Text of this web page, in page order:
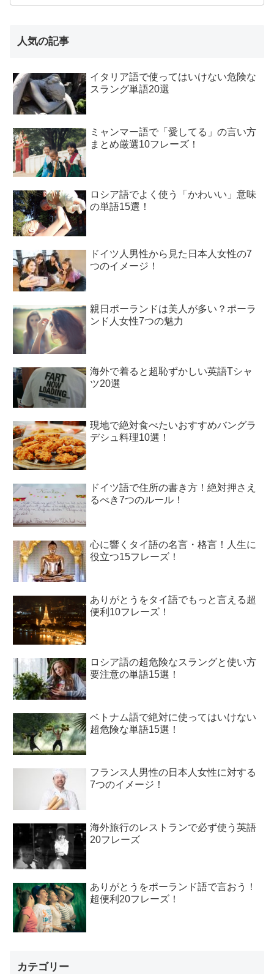
人気の記事
イタリア語で使ってはいけない危険な
スラング単語20選
ミャンマー語で「愛してる」の言い方
まとめ厳選10フレーズ！
ロシア語でよく使う「かわいい」意味
の単語15選！
ドイツ人男性から見た日本人女性の7
つのイメージ！
親日ポーランドは美人が多い？ポーラ
ンド人女性7つの魅力
海外で着ると超恥ずかしい英語Tシャ
ツ20選
現地で絶対食べたいおすすめバングラ
デシュ料理10選！
ドイツ語で住所の書き方！絶対押さえ
るべき7つのルール！
心に響くタイ語の名言・格言！人生に
役立つ15フレーズ！
ありがとうをタイ語でもっと言える超
便利10フレーズ！
ロシア語の超危険なスラングと使い方
要注意の単語15選！
ベトナム語で絶対に使ってはいけない
超危険な単語15選！
フランス人男性の日本人女性に対する
7つのイメージ！
海外旅行のレストランで必ず使う英語
20フレーズ
ありがとうをポーランド語で言おう！
超便利20フレーズ！
カテゴリー